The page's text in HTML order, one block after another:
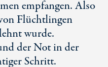
empfangen. Also
Flüchtlingen
wurde.
der Not in der
Schritt.